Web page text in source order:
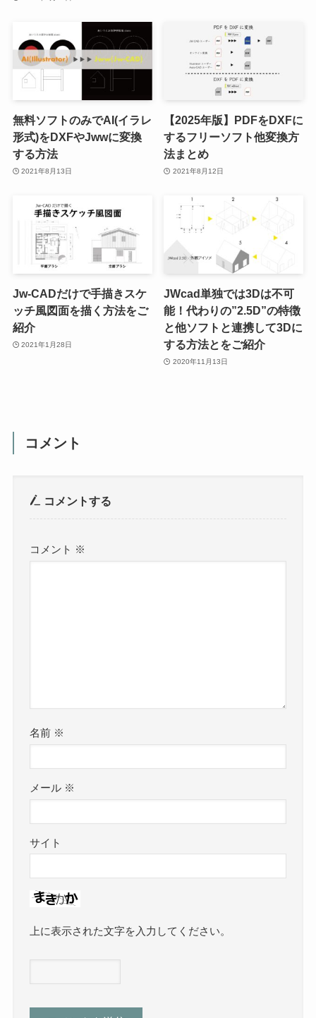
無料ソフトのみでAI(イラレ
形式)をDXFやJwwに変換
する方法
2021年8月13日
【2025年版】PDFをDXFに
するフリーソフト他変換方
法まとめ
2021年8月12日
Jw-CADだけで手描きスケ
ッチ風図面を描く方法をご
紹介
2021年1月28日
JWcad単独では3Dは不可
能！代わりの”2.5D”の特徴
と他ソフトと連携して3Dに
する方法とをご紹介
2020年11月13日
コメント
コメントする
コメント ※
名前 ※
メール ※
サイト
上に表示された文字を入力してください。